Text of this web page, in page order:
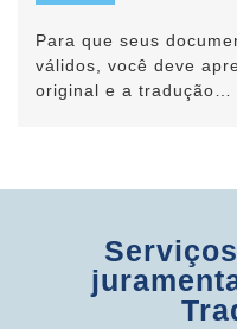
Para que seus
válidos, você deve
original e a tradução…